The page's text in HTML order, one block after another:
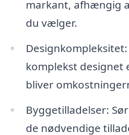
markant, afhængig
du vælger.
Designkompleksitet:
komplekst designet
bliver
Byggetilladelser:
de nødvendige